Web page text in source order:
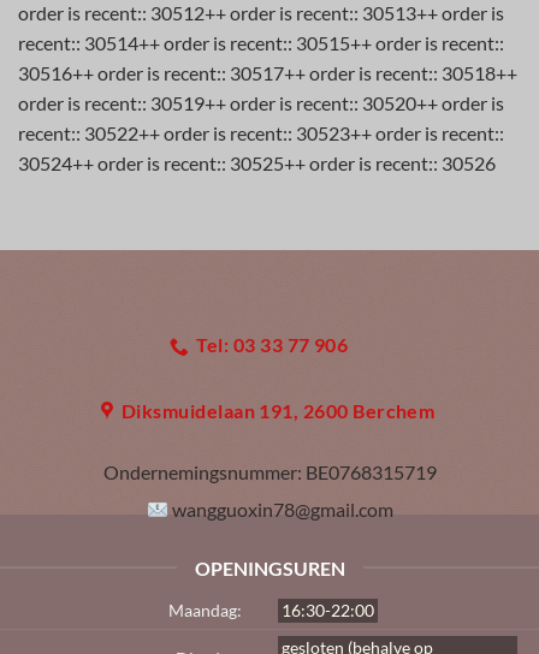
order is recent:: 30512++ order is recent:: 30513++ order is
recent:: 30514++ order is recent:: 30515++ order is recent::
30516++ order is recent:: 30517++ order is recent:: 30518++
order is recent:: 30519++ order is recent:: 30520++ order is
recent:: 30522++ order is recent:: 30523++ order is recent::
30524++ order is recent:: 30525++ order is recent:: 30526
Tel: 03 33 77 906
Diksmuidelaan 191, 2600 Berchem
Ondernemingsnummer: BE0768315719
wangguoxin78@gmail.com
OPENINGSUREN
Maandag: 16:30-22:00
gesloten (behalve op